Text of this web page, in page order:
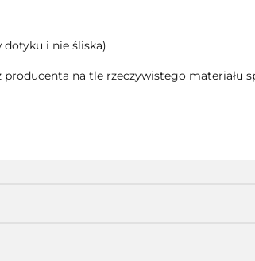
dotyku i nie śliska)
na tle rzeczywistego materiału